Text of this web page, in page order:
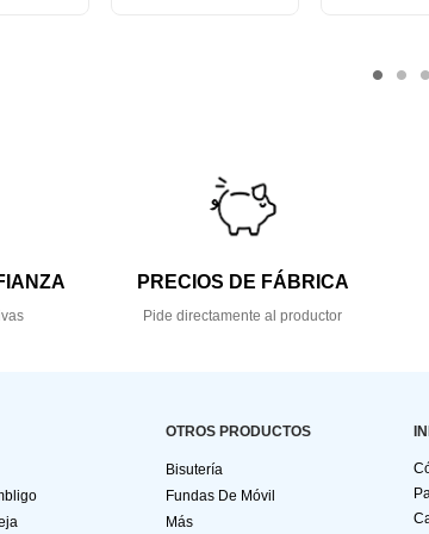
PRECIOS DE FÁBRICA
Pide directamente al productor
OTROS PRODUCTOS
Bisutería
Fundas De Móvil
Más